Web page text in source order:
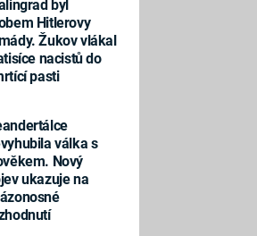
byl
Hitlerovy
Žukov vlákal
nacistů do
pasti
válka s
Nový
ukazuje na